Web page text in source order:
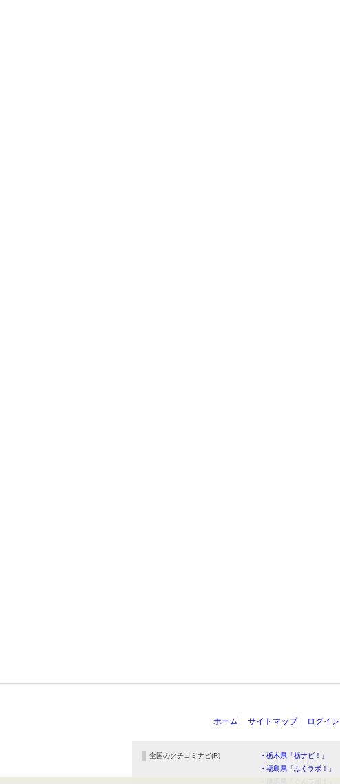
ホーム サイトマップ ログイン
全国のクチコミナビ(R) ・栃木県「栃ナビ！」
・福島県「ふくラボ！」